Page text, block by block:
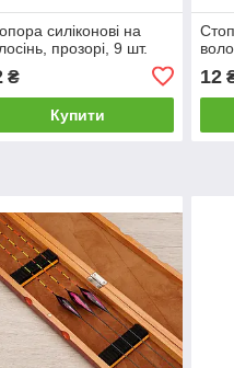
силіконові на
прозорі, 9 шт.
₴
Купити
12